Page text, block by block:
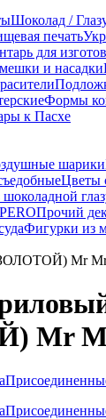
Шоколад /
печать
для
и насадки
Формы
к Пасхе
шарики
Цветы
Прочий
Фигурки из
Mr
Mr